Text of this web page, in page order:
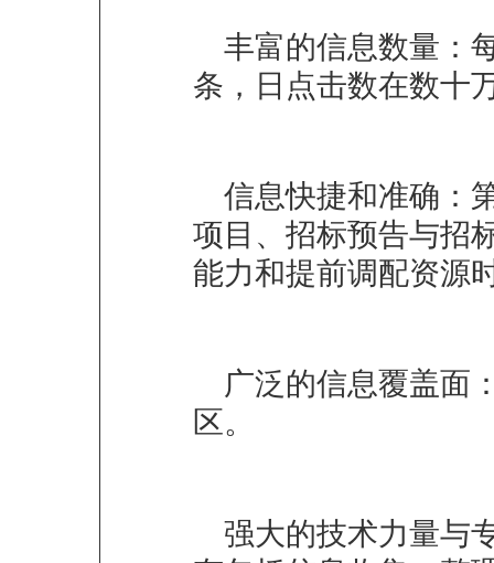
丰富的信息数量：
条，日点击数在数十
信息快捷和准确：
项目、招标预告与招
能力和提前调配资源
广泛的信息覆盖面
区。
强大的技术力量与